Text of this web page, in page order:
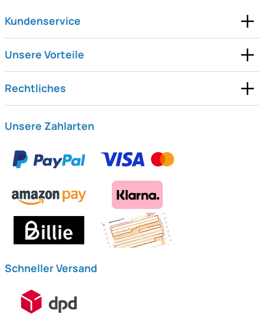
Kundenservice
Unsere Vorteile
Rechtliches
Unsere Zahlarten
Schneller Versand